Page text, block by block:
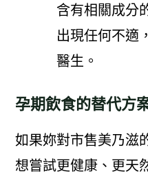
含有相關成分
出現任何不適
醫生。
孕期飲食的替代方
如果妳對市售美乃滋
想嘗試更健康、更天